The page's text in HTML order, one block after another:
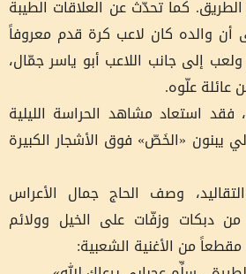
كما تحدّث عن العلاقات الطيبة
أن والده كان لاعب كرة قدم معروفاً
إلى جانب اللاعب أبو ياسر جمّال،
عائلة علّوه.
فقد استعاد مشاهد الحراسة الليلية
يبنون «الخَصّ» فوق الأشجار الكبيرة
وصف الحاج جمال الأعراس
من دبكات وزفّات على الخيل وولائم
من الأغنية الشعبية: